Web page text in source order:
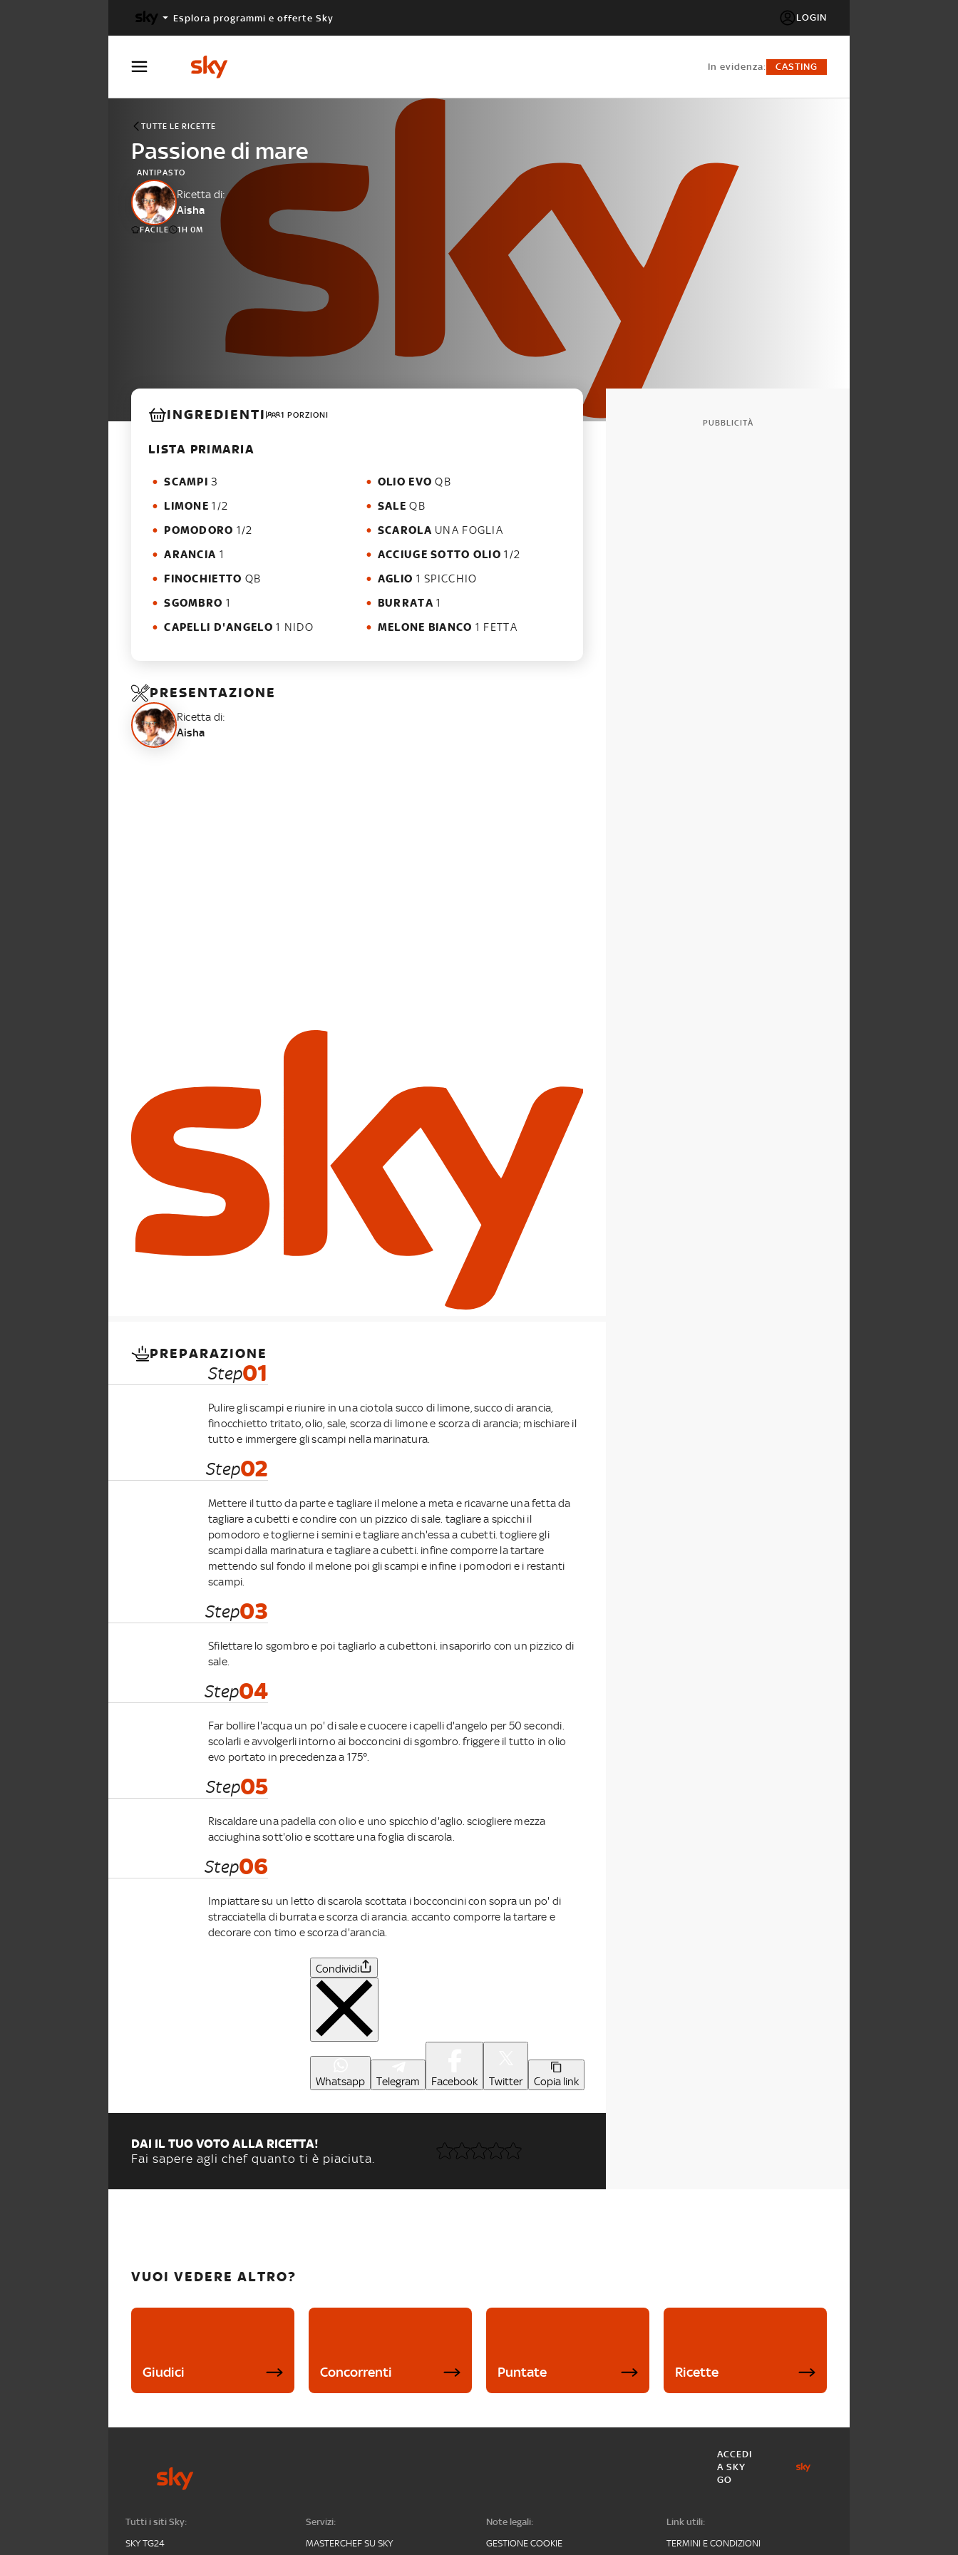
Esplora programmi e offerte Sky LOGIN
in evidenza: CASTING
TUTTE LE RICETTE
Passione di mare
ANTIPASTO
Ricetta di:
Aisha
FACILE 1H 0M
INGREDIENTI 1 PORZIONI
LISTA PRIMARIA
SCAMPI 3
LIMONE 1/2
POMODORO 1/2
ARANCIA 1
FINOCHIETTO QB
SGOMBRO 1
CAPELLI D'ANGELO 1 NIDO
OLIO EVO QB
SALE QB
SCAROLA UNA FOGLIA
ACCIUGE SOTTO OLIO 1/2
AGLIO 1 SPICCHIO
BURRATA 1
MELONE BIANCO 1 FETTA
PRESENTAZIONE
Ricetta di:
Aisha
PREPARAZIONE
Step01
Pulire gli scampi e riunire in una ciotola succo di limone, succo di arancia,
finocchietto tritato, olio, sale, scorza di limone e scorza di arancia; mischiare il
tutto e immergere gli scampi nella marinatura.
Step02
Mettere il tutto da parte e tagliare il melone a meta e ricavarne una fetta da
tagliare a cubetti e condire con un pizzico di sale. tagliare a spicchi il
pomodoro e toglierne i semini e tagliare anch'essa a cubetti. togliere gli
scampi dalla marinatura e tagliare a cubetti. infine comporre la tartare
mettendo sul fondo il melone poi gli scampi e infine i pomodori e i restanti
scampi.
Step03
Sfilettare lo sgombro e poi tagliarlo a cubettoni. insaporirlo con un pizzico di
sale.
Step04
Far bollire l'acqua un po' di sale e cuocere i capelli d'angelo per 50 secondi.
scolarli e avvolgerli intorno ai bocconcini di sgombro. friggere il tutto in olio
evo portato in precedenza a 175°.
Step05
Riscaldare una padella con olio e uno spicchio d'aglio. sciogliere mezza
acciughina sott'olio e scottare una foglia di scarola.
Step06
Impiattare su un letto di scarola scottata i bocconcini con sopra un po' di
stracciatella di burrata e scorza di arancia. accanto comporre la tartare e
decorare con timo e scorza d'arancia.
Condividi
Whatsapp Telegram Facebook Twitter Copia link
DAI IL TUO VOTO ALLA RICETTA!
Fai sapere agli chef quanto ti è piaciuta.
PUBBLICITÀ
VUOI VEDERE ALTRO?
Giudici Concorrenti Puntate Ricette
ACCEDI
A SKY
GO
Tutti i siti Sky:
SKY TG24
Servizi:
MASTERCHEF SU SKY
Note legali:
GESTIONE COOKIE
Link utili:
TERMINI E CONDIZIONI